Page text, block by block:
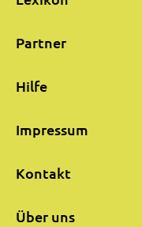
Partner
Hilfe
Impressum
Kontakt
Über uns